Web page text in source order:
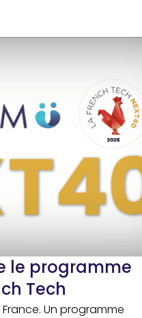
le programme
Tech
Un programme